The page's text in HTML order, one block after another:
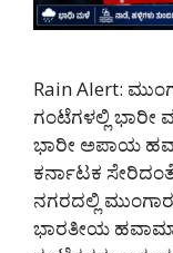
Rain Alert:
ಗಂಟೆಗಳಲ್ಲಿ ಭಾರೀ
ಭಾರೀ ಅಪಾಯ
ಕರ್ನಾಟಕ
ನಗರದಲ್ಲಿ
ಭಾರತೀಯ